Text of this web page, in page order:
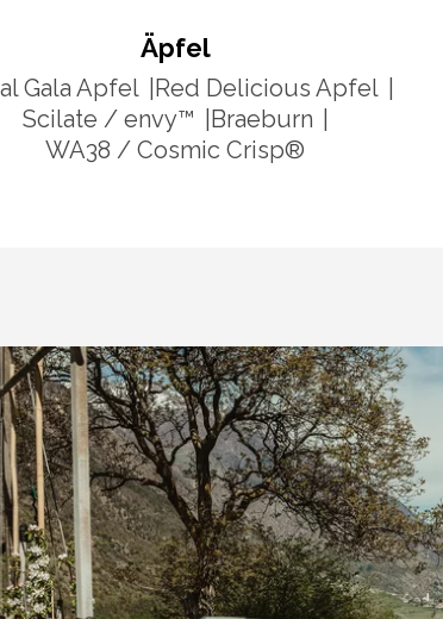
Äpfel
Gala Apfel Red Delicious Apfel
Scilate / envy™
Braeburn
WA38 / Cosmic Crisp®